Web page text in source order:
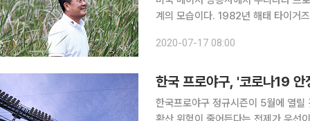
계의 모습이다. 1982년 해태 타이거
발견되어야 할 가치를 지닌 사람이기
2020-07-17 08:00
한국 프로야구, '코로나19
한국프로야구 정규시즌이 5월에 열